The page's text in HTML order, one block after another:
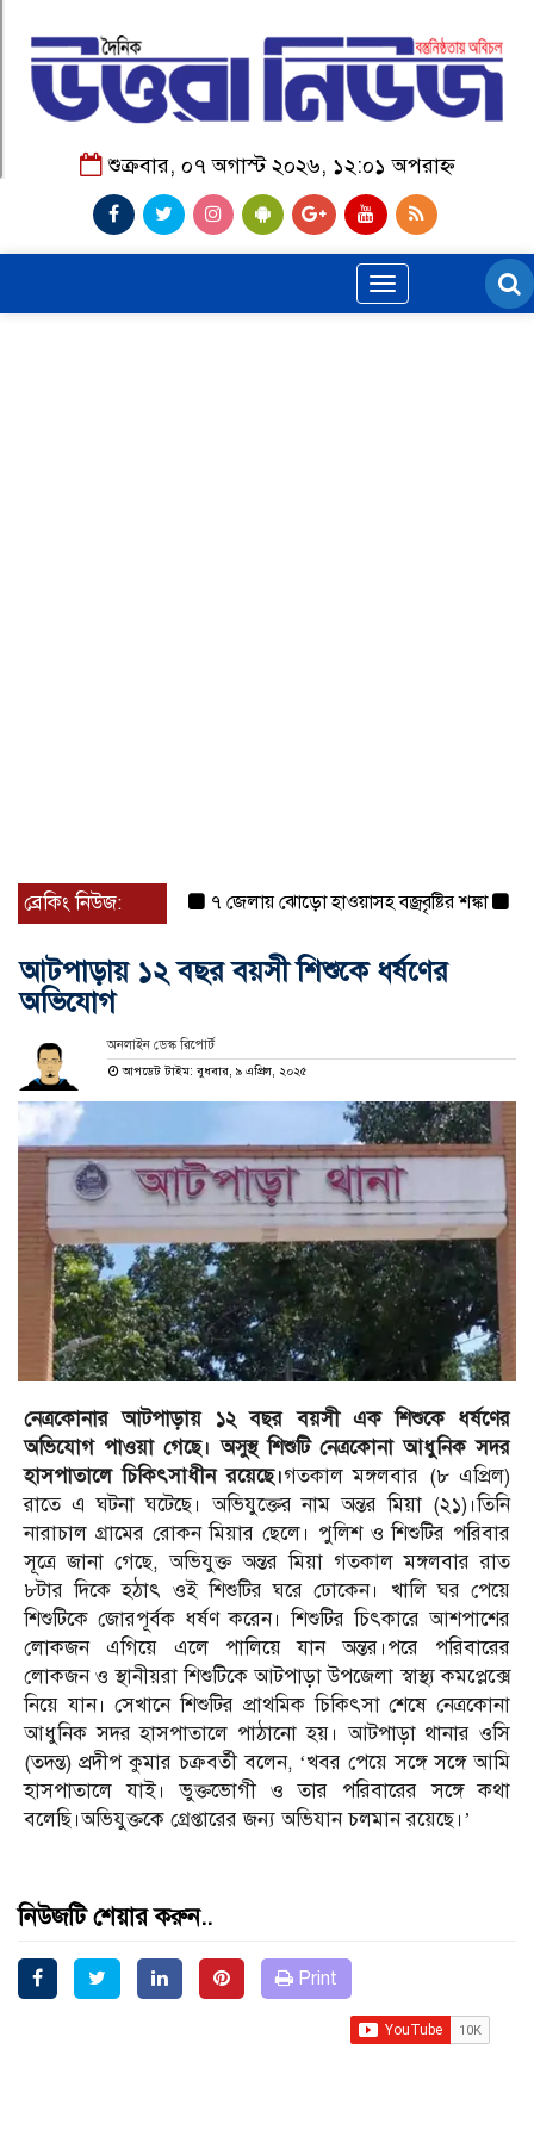
শুক্রবার, ০৭ অগাস্ট ২০২৬, ১২:০১ অপরাহ্ন
Toggle
navigation
ব্রেকিং নিউজ: ৭ জেলায় ঝোড়ো হাওয়াসহ বজ্রবৃষ্টির শঙ্কা বগুড়া ও
আটপাড়ায় ১২ বছর বয়সী শিশুকে ধর্ষণের
অভিযোগ
অনলাইন ডেস্ক রিপোর্ট
আপডেট টাইম: বুধবার, ৯ এপ্রিল, ২০২৫
নেত্রকোনার আটপাড়ায় ১২ বছর বয়সী এক শিশুকে ধর্ষণের
অভিযোগ পাওয়া গেছে। অসুস্থ শিশুটি নেত্রকোনা আধুনিক সদর
হাসপাতালে চিকিৎসাধীন রয়েছে।গতকাল মঙ্গলবার (৮ এপ্রিল)
রাতে এ ঘটনা ঘটেছে। অভিযুক্তের নাম অন্তর মিয়া (২১)।তিনি
নারাচাল গ্রামের রোকন মিয়ার ছেলে। পুলিশ ও শিশুটির পরিবার
সূত্রে জানা গেছে, অভিযুক্ত অন্তর মিয়া গতকাল মঙ্গলবার রাত
৮টার দিকে হঠাৎ ওই শিশুটির ঘরে ঢোকেন। খালি ঘর পেয়ে
শিশুটিকে জোরপূর্বক ধর্ষণ করেন। শিশুটির চিৎকারে আশপাশের
লোকজন এগিয়ে এলে পালিয়ে যান অন্তর।পরে পরিবারের
লোকজন ও স্থানীয়রা শিশুটিকে আটপাড়া উপজেলা স্বাস্থ্য কমপ্লেক্সে
নিয়ে যান। সেখানে শিশুটির প্রাথমিক চিকিৎসা শেষে নেত্রকোনা
আধুনিক সদর হাসপাতালে পাঠানো হয়। আটপাড়া থানার ওসি
(তদন্ত) প্রদীপ কুমার চক্রবর্তী বলেন, ‘খবর পেয়ে সঙ্গে সঙ্গে আমি
হাসপাতালে যাই। ভুক্তভোগী ও তার পরিবারের সঙ্গে কথা
বলেছি।অভিযুক্তকে গ্রেপ্তারের জন্য অভিযান চলমান রয়েছে।’
নিউজটি শেয়ার করুন..
Print